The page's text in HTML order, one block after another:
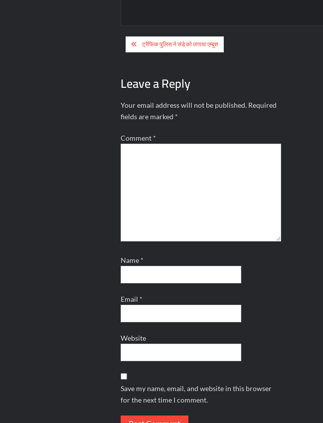
Post
navigation
ट्रैफिक पुलिस ने संडे को लगाया एम्बुश
Leave a Reply
Your email address will not be published. Required
fields are marked *
Comment *
Name *
Email *
Website
Save my name, email, and website in this browser
for the next time I comment.